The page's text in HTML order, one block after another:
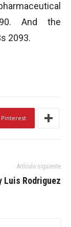
And the
2093.
Pinterest
Artículo siguiente
Luis Rodriguez